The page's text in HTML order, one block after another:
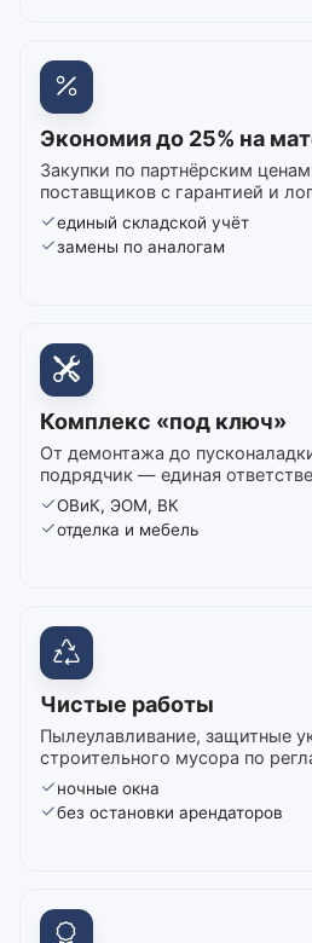
Экономия до 25% на
Закупки по партнёрским
поставщиков с гарантией и
единый складской учёт
замены по аналогам
Комплекс «под ключ»
От демонтажа до
подрядчик — единая
ОВиК, ЭОМ, ВК
отделка и мебель
Чистые работы
Пылеулавливание, защитные
строительного мусора по
ночные окна
без остановки арендаторов